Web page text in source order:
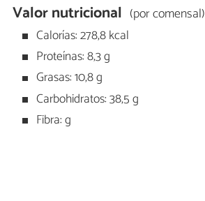
Valor nutricional (por comensal)
Calorías: 278,8 kcal
Proteínas: 8,3 g
Grasas: 10,8 g
Carbohidratos: 38,5 g
Fibra: g